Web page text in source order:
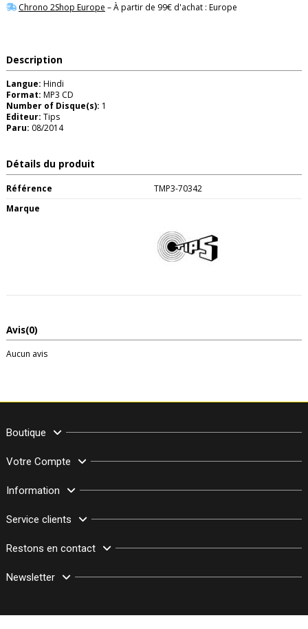
Chrono 2Shop Europe – À partir de 99€ d'achat : Europe
Description
Langue: Hindi
Format: MP3 CD
Number of Disque(s): 1
Editeur: Tips
Paru: 08/2014
Détails du produit
Référence
TMP3-70342
Marque
Avis(0)
Aucun avis
Boutique
Votre Compte
Information
Service clients
Restons en contact
Newsletter